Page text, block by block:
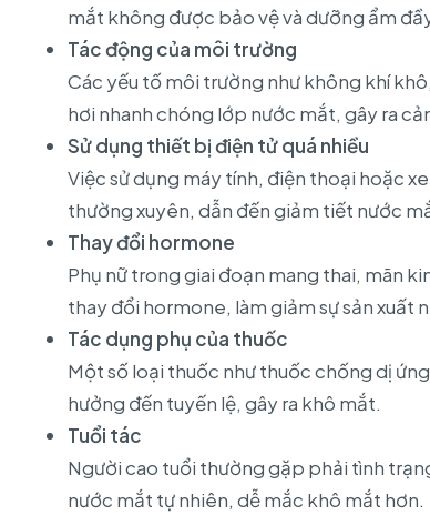
mắt không được bảo vệ và dưỡng ẩm
Tác động của môi trường
Các yếu tố môi trường như không khí
hơi nhanh chóng lớp nước mắt, gây ra
Sử dụng thiết bị điện tử quá nhiều
Việc sử dụng máy tính, điện thoại hoặc
thường xuyên, dẫn đến giảm tiết nước
Thay đổi hormone
Phụ nữ trong giai đoạn mang thai, mãn
thay đổi hormone, làm giảm sự sản xuất
Tác dụng phụ của thuốc
Một số loại thuốc như thuốc chống dị
hưởng đến tuyến lệ, gây ra khô mắt.
Tuổi tác
Người cao tuổi thường gặp phải tình
nước mắt tự nhiên, dễ mắc khô mắt hơn.